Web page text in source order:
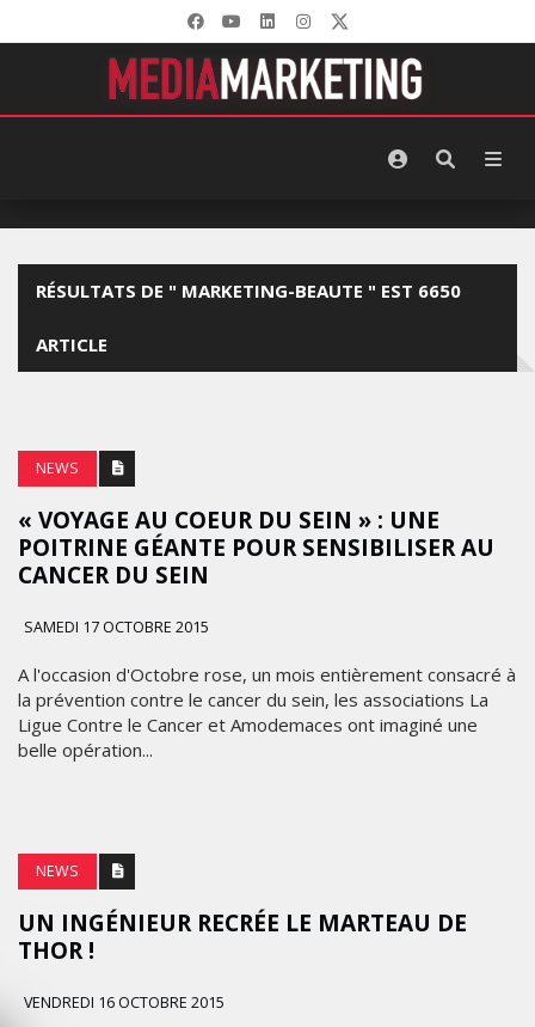
RÉSULTATS DE " MARKETING-BEAUTE " EST 6650
ARTICLE
NEWS
« VOYAGE AU COEUR DU SEIN » : UNE
POITRINE GÉANTE POUR SENSIBILISER AU
CANCER DU SEIN
SAMEDI 17 OCTOBRE 2015
A l'occasion d'Octobre rose, un mois entièrement consacré à
la prévention contre le cancer du sein, les associations La
Ligue Contre le Cancer et Amodemaces ont imaginé une
belle opération...
NEWS
UN INGÉNIEUR RECRÉE LE MARTEAU DE
THOR !
VENDREDI 16 OCTOBRE 2015